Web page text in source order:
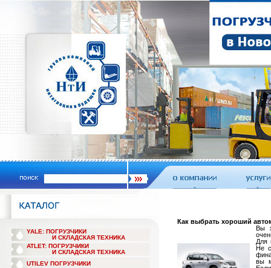
YALE: ПОГРУЗЧИКИ
И СКЛАДСКАЯ ТЕХНИКА
ATLET: ПОГРУЗЧИКИ
И СКЛАДСКАЯ ТЕХНИКА
UTILEV ПОГРУЗЧИКИ
Как выбрать хороший
Вы
Для
Не
вы